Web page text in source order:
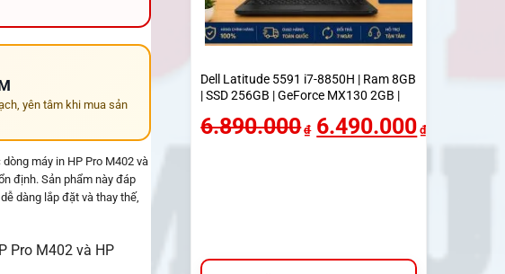
Dell Latitude 5591 i7-8850H | Ram 8GB
| SSD 256GB | GeForce MX130 2GB |
6.890.000 ₫ 6.490.000 ₫
yên tâm khi mua sản
máy in HP Pro M402 và
định. Sản phẩm này đáp
dàng lắp đặt và thay thế,
Pro M402 và HP